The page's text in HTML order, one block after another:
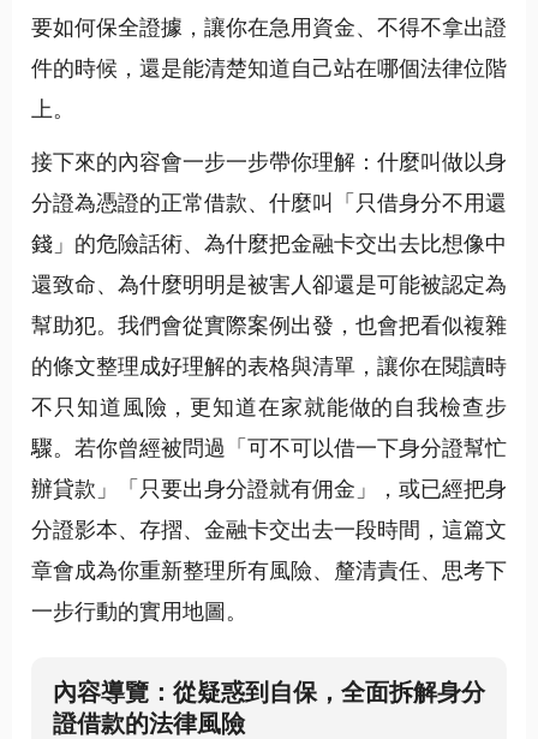
要如何保全證據，讓你在急用資金、不得不拿出證
件的時候，還是能清楚知道自己站在哪個法律位階
上。
接下來的內容會一步一步帶你理解：什麼叫做以身
分證為憑證的正常借款、什麼叫「只借身分不用還
錢」的危險話術、為什麼把金融卡交出去比想像中
還致命、為什麼明明是被害人卻還是可能被認定為
幫助犯。我們會從實際案例出發，也會把看似複雜
的條文整理成好理解的表格與清單，讓你在閱讀時
不只知道風險，更知道在家就能做的自我檢查步
驟。若你曾經被問過「可不可以借一下身分證幫忙
辦貸款」「只要出身分證就有佣金」，或已經把身
分證影本、存摺、金融卡交出去一段時間，這篇文
章會成為你重新整理所有風險、釐清責任、思考下
一步行動的實用地圖。
內容導覽：從疑惑到自保，全面拆解身分
證借款的法律風險